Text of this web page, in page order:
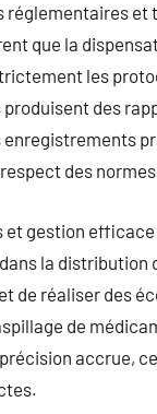
réglementaires
que la
les
des
enregistrements
des
et gestion
la distribution
de réaliser des
de
accrue,